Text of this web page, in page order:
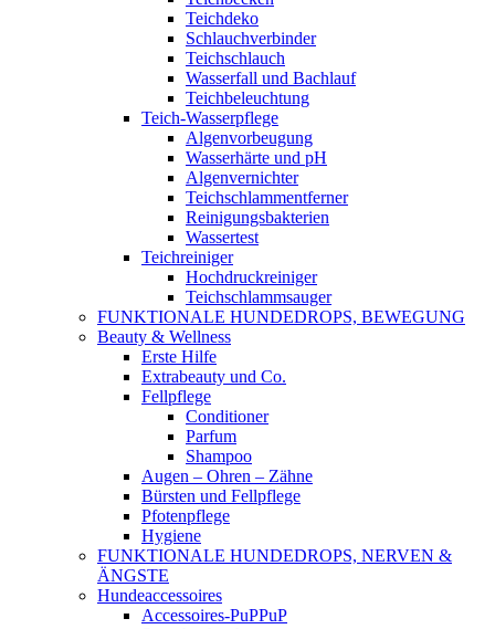
Teichdeko
Schlauchverbinder
Teichschlauch
Wasserfall und Bachlauf
Teichbeleuchtung
Teich-Wasserpflege
Algenvorbeugung
Wasserhärte und pH
Algenvernichter
Teichschlammentferner
Reinigungsbakterien
Wassertest
Teichreiniger
Hochdruckreiniger
Teichschlammsauger
FUNKTIONALE HUNDEDROPS, BEWEGUNG
Beauty & Wellness
Erste Hilfe
Extrabeauty und Co.
Fellpflege
Conditioner
Parfum
Shampoo
Augen – Ohren – Zähne
Bürsten und Fellpflege
Pfotenpflege
Hygiene
FUNKTIONALE HUNDEDROPS, NERVEN &
ÄNGSTE
Hundeaccessoires
Accessoires-PuPPuP